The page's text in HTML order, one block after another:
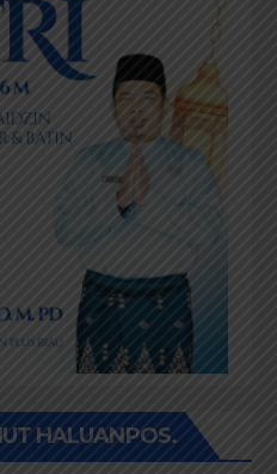
HALUANPOS.